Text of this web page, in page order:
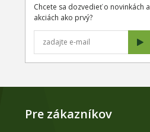
Chcete sa dozvedieť o novinkách a
akciách ako prvý?
Pre zákazníkov